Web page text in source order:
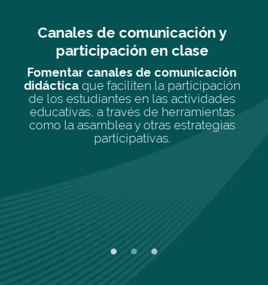
Aprendizaje entre
Fomentar el aprendizaje entre
través de equipos
estables o flexibles,
alumnos en el rol de "tutores"
brindar apoyo específico a
compañeros durante un
determinado, y otras
promuevan la colaboración en